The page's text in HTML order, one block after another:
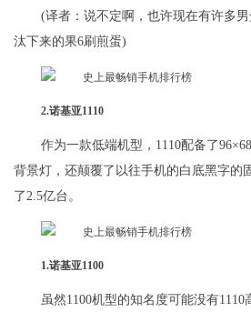
(译者：说不定啊，也许现在有许多
汰下来的果6刷煎蛋)
2.诺基亚1110
作为一款低端机型，1110配备了
背景灯，还颠覆了以往手机的白底黑字的
了2.5亿台。
1.诺基亚1100
虽然1100机型的知名度可能没有